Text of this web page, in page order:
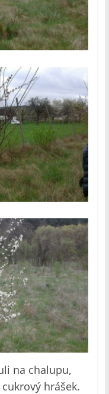
na chalupu,
hrášek.